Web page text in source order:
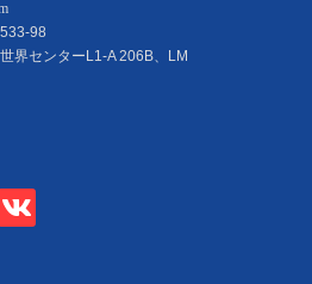
98
界センターL1-A 206B、LM